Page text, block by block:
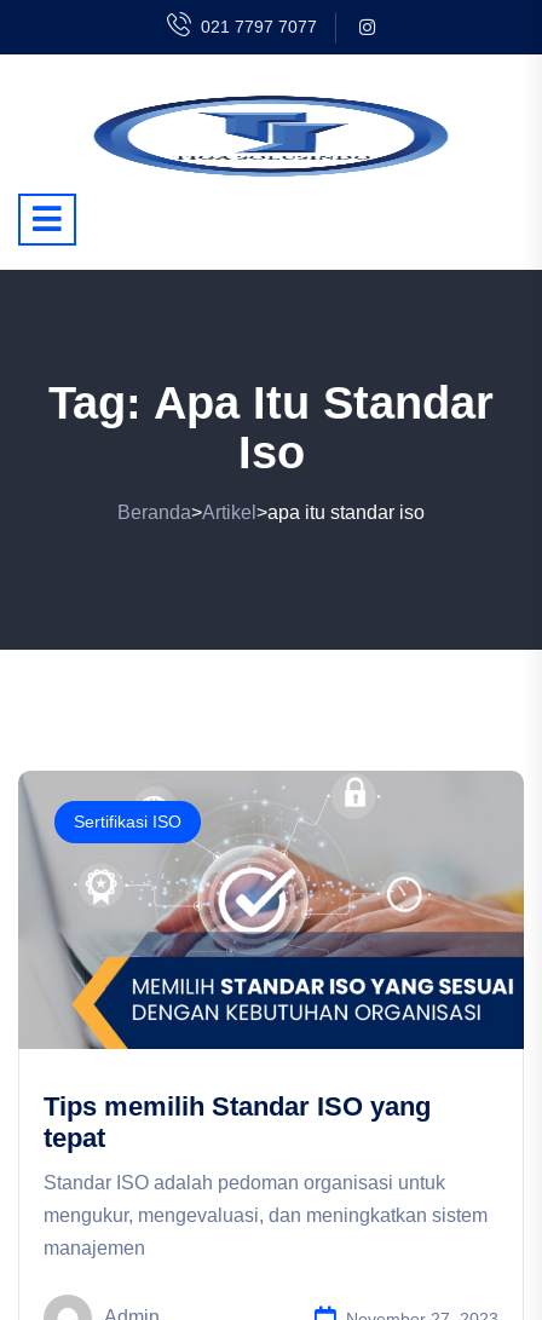
021 7797 7077
Tag: Apa Itu Standar
Iso
Beranda>Artikel >apa itu standar iso
Sertifikasi ISO
Tips memilih Standar ISO yang
tepat
Standar ISO adalah pedoman organisasi untuk
mengukur, mengevaluasi, dan meningkatkan sistem
manajemen